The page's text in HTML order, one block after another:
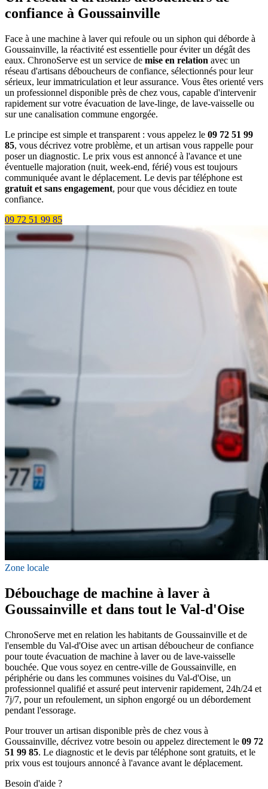
confiance à Goussainville
Face à une machine à laver qui refoule ou un siphon qui déborde à
Goussainville, la réactivité est essentielle pour éviter un dégât des
eaux. ChronoServe est un service de mise en relation avec un
réseau d'artisans déboucheurs de confiance, sélectionnés pour leur
sérieux, leur immatriculation et leur assurance. Vous êtes orienté vers
un professionnel disponible près de chez vous, capable d'intervenir
rapidement sur votre évacuation de lave-linge, de lave-vaisselle ou
sur une canalisation commune engorgée.
Le principe est simple et transparent : vous appelez le 09 72 51 99
85, vous décrivez votre problème, et un artisan vous rappelle pour
poser un diagnostic. Le prix vous est annoncé à l'avance et une
éventuelle majoration (nuit, week-end, férié) vous est toujours
communiquée avant le déplacement. Le devis par téléphone est
gratuit et sans engagement, pour que vous décidiez en toute
confiance.
09 72 51 99 85
Zone locale
Débouchage de machine à laver à
Goussainville et dans tout le Val-d'Oise
ChronoServe met en relation les habitants de Goussainville et de
l'ensemble du Val-d'Oise avec un artisan déboucheur de confiance
pour toute évacuation de machine à laver ou de lave-vaisselle
bouchée. Que vous soyez en centre-ville de Goussainville, en
périphérie ou dans les communes voisines du Val-d'Oise, un
professionnel qualifié et assuré peut intervenir rapidement, 24h/24 et
7j/7, pour un refoulement, un siphon engorgé ou un débordement
pendant l'essorage.
Pour trouver un artisan disponible près de chez vous à
Goussainville, décrivez votre besoin ou appelez directement le 09 72
51 99 85. Le diagnostic et le devis par téléphone sont gratuits, et le
prix vous est toujours annoncé à l'avance avant le déplacement.
Besoin d'aide ?